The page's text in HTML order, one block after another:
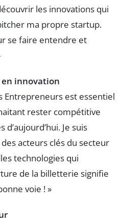
les innovations qui
ma propre startup.
se faire entendre et
innovation
Entrepreneurs est essentiel
rester compétitive
Je suis
acteurs clés du secteur
technologies qui
de la billetterie signifie
voie ! »